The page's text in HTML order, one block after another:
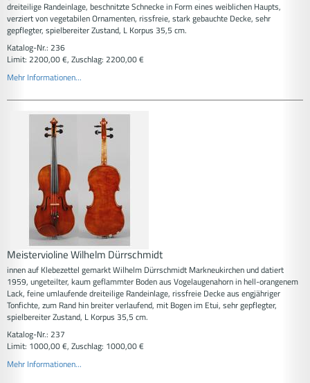
dreiteilige Randeinlage, beschnitzte Schnecke in Form eines weiblichen Haupts,
verziert von vegetabilen Ornamenten, rissfreie, stark gebauchte Decke, sehr
gepflegter, spielbereiter Zustand, L Korpus 35,5 cm.
Katalog-Nr.: 236
Limit: 2200,00 €, Zuschlag: 2200,00 €
Mehr Informationen...
Meistervioline Wilhelm Dürrschmidt
innen auf Klebezettel gemarkt Wilhelm Dürrschmidt Markneukirchen und datiert
1959, ungeteilter, kaum geflammter Boden aus Vogelaugenahorn in hell-orangenem
Lack, feine umlaufende dreiteilige Randeinlage, rissfreie Decke aus engjähriger
Tonfichte, zum Rand hin breiter verlaufend, mit Bogen im Etui, sehr gepflegter,
spielbereiter Zustand, L Korpus 35,5 cm.
Katalog-Nr.: 237
Limit: 1000,00 €, Zuschlag: 1000,00 €
Mehr Informationen...